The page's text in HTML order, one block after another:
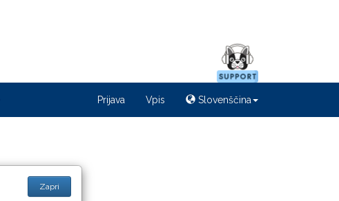
Prijava Vpis Slovenščina
Zapri